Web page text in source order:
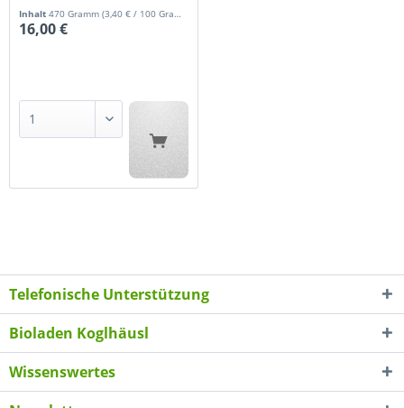
Inhalt470 Gramm(3,40 € / 100 Gramm)
16,00 €
Telefonische Unterstützung
Bioladen Koglhäusl
Wissenswertes